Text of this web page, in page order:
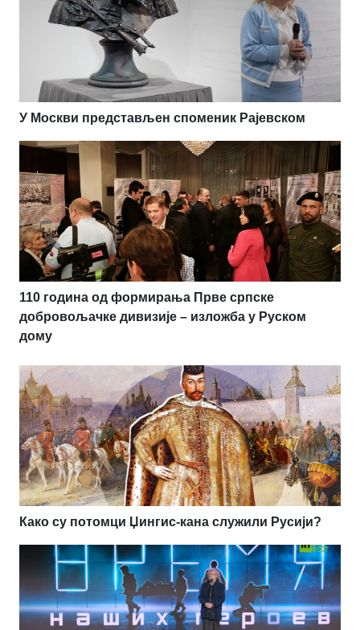
У Москви представљен споменик Рајевском
110 година од формирања Прве српске
добровољачке дивизије – изложба у Руском
дому
Како су потомци Џингис-кана служили Русији?